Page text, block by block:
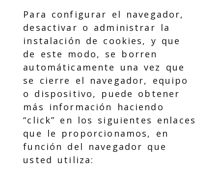
Para configurar el navegador,
desactivar o administrar la
instalación de cookies, y que
de este modo, se borren
automáticamente una vez que
se cierre el navegador, equipo
o dispositivo, puede obtener
más información haciendo
“click” en los siguientes enlaces
que le proporcionamos, en
función del navegador que
usted utiliza: